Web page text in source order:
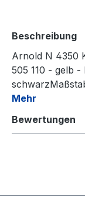
Beschreibung
Arnold N 4350
505 110 - gelb -
Mehr
Bewertungen